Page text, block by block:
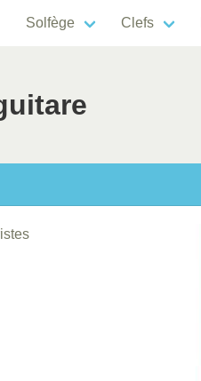
Solfège Clefs